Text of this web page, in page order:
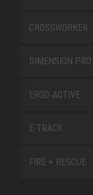
CROSSWORKER
DIMENSION PRO
ERGO-ACTIVE
E-TRACK
FIRE + RESCUE